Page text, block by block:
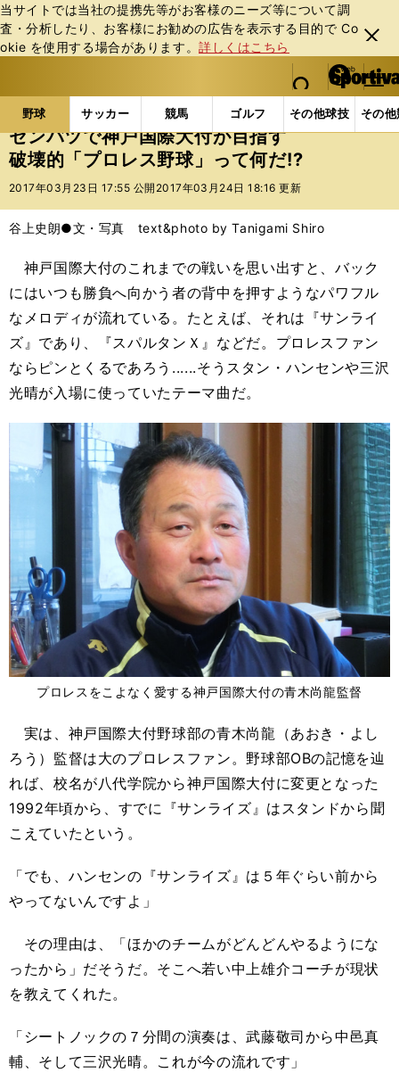
当サイトでは当社の提携先等がお客様のニーズ等について調
査・分析したり、お客様にお勧めの広告を表⽰する⽬的で Co
okie を使⽤する場合があります。詳しくはこちら
閉じ
る
web Sportiva (webスポルティーバ)
検索
マイペ
ー
ジ
メニュ
野球 サッカー 競馬 ゴルフ その他球技 その
b
ス
ポ
ル
バ
野球の記事一覧 高校野球他 センバツで神戸国際大
センバツで神戸国際大付が目指す
破壊的「プロレス野球」って何だ!?
2017年03月23日 17:55 公開 2017年03月24日 18:16 更新
谷上史朗●文・写真 text&photo by Tanigami Shiro
神戸国際大付のこれまでの戦いを思い出すと、バック
にはいつも勝負へ向かう者の背中を押すようなパワフル
なメロディが流れている。たとえば、それは『サンライ
ズ』であり、『スパルタンＸ』などだ。プロレスファン
ならピンとくるであろう......そうスタン・ハンセンや三沢
光晴が入場に使っていたテーマ曲だ。
プロレスをこよなく愛する神戸国際大付の青木尚龍監督
実は、神戸国際大付野球部の青木尚龍（あおき・よし
ろう）監督は大のプロレスファン。野球部OBの記憶を辿
れば、校名が八代学院から神戸国際大付に変更となった
1992年頃から、すでに『サンライズ』はスタンドから聞
こえていたという。
「でも、ハンセンの『サンライズ』は５年ぐらい前から
やってないんですよ」
その理由は、「ほかのチームがどんどんやるようにな
ったから」だそうだ。そこへ若い中上雄介コーチが現状
を教えてくれた。
「シートノックの７分間の演奏は、武藤敬司から中邑真
輔、そして三沢光晴。これが今の流れです」